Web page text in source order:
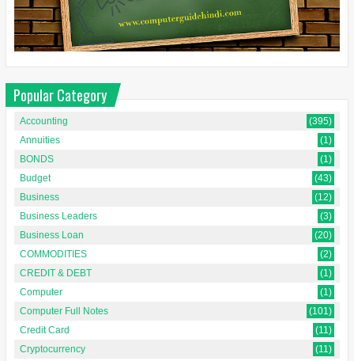
Popular Category
Accounting
(395)
Annuities
(1)
BONDS
(1)
Budget
(43)
Business
(12)
Business Leaders
(3)
Business Loan
(20)
COMMODITIES
(2)
CREDIT & DEBT
(1)
Computer
(1)
Computer Full Notes
(101)
Credit Card
(11)
Cryptocurrency
(11)